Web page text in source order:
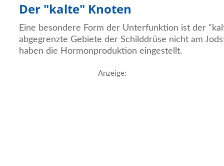
Der "kalte" Knoten
Eine besondere Form der Unterfunktion ist der
abgegrenzte Gebiete der Schilddrüse nicht am
haben die Hormonproduktion eingestellt.
Anzeige: